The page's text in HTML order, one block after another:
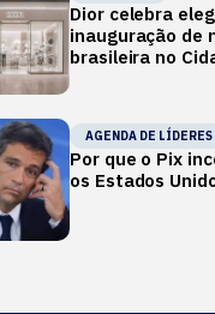
Dior celebra
inauguração de
brasileira no
AGENDA DE LÍDERES
Por que o Pix
os Estados